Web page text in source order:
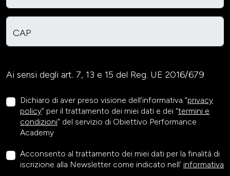
CAP
Ai sensi degli art. 7, 13 e 15 del Reg. UE 2016/679
Dichiaro di aver preso visione dell’informativa “privacy
policy” per il trattamento dei miei dati e dei "termini e
condizioni" del servizio di Obiettivo Performance
Academy
Acconsento al trattamento dei miei dati per la finalità di
iscrizione alla Newsletter come indicato nell’ informativa